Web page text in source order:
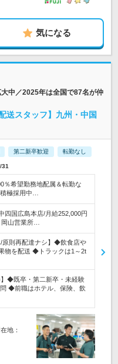
気になる
中／2025年は全国で87名が仲
送スタッフ】九州・中国
第二新卒歓迎 転勤なし
％希望勤務地配属＆転勤な
極採用中…
四国広島本店/月給252,000円
山営業所…
/原則再配達ナシ】◆飲食店や
物を配送 ◆トラックは1～2t
】◆既卒・第二新卒・未経験
◆前職はホテル、保険、飲
地：